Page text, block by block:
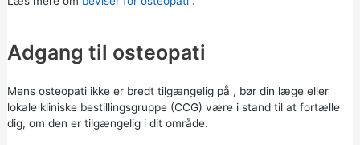
Adgang til osteopati
Mens osteopati ikke er bredt tilgængelig på , bør din læge eller
lokale kliniske bestillingsgruppe (CCG) være i stand til at fortælle
dig, om den er tilgængelig i dit område.